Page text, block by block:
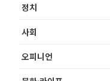
정치
사회
오피니언